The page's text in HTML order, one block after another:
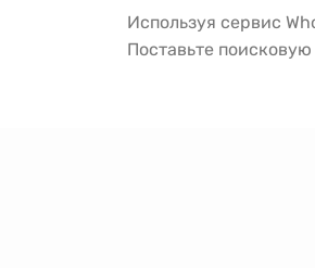
Используя сервис
Поставьте